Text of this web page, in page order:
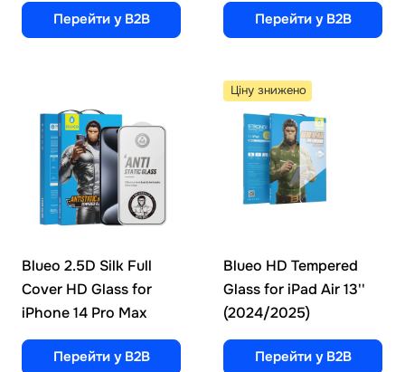
Перейти у B2B Перейти у B2B
Blueo 2.5D Silk Full
Cover HD Glass for
iPhone 14 Pro Max
Перейти у B2B
Ціну знижено
Blueo HD Tempered
Glass for iPad Air 13''
(2024/2025)
Перейти у B2B